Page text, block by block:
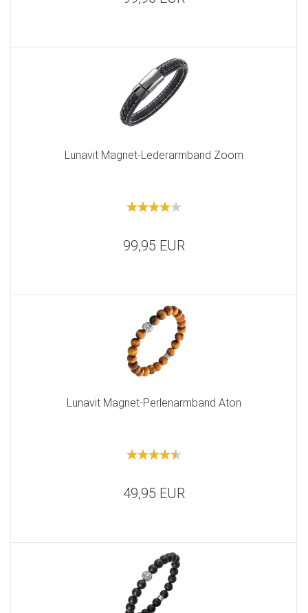
Lunavit Magnet-Lederarmband Zoom
99,95 EUR
Lunavit Magnet-Perlenarmband Aton
49,95 EUR